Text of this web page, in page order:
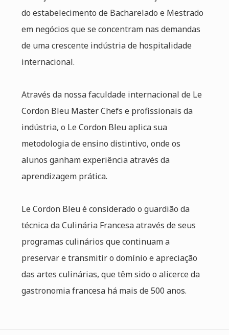
do estabelecimento de Bacharelado e Mestrado
em negócios que se concentram nas demandas
de uma crescente indústria de hospitalidade
internacional.
Através da nossa faculdade internacional de Le
Cordon Bleu Master Chefs e profissionais da
indústria, o Le Cordon Bleu aplica sua
metodologia de ensino distintivo, onde os
alunos ganham experiência através da
aprendizagem prática.
Le Cordon Bleu é considerado o guardião da
técnica da Culinária Francesa através de seus
programas culinários que continuam a
preservar e transmitir o domínio e apreciação
das artes culinárias, que têm sido o alicerce da
gastronomia francesa há mais de 500 anos.